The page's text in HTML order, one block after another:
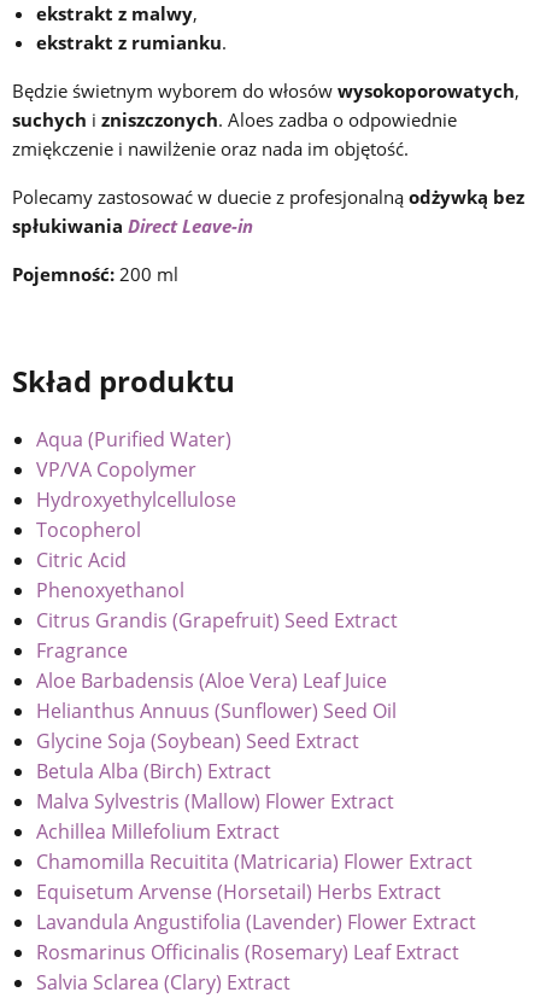
ekstrakt z malwy,
ekstrakt z rumianku.
Będzie świetnym wyborem do włosów wysokoporowatych,
suchych i zniszczonych. Aloes zadba o odpowiednie
zmiękczenie i nawilżenie oraz nada im objętość.
Polecamy zastosować w duecie z profesjonalną odżywką bez
spłukiwania Direct Leave-in
Pojemność: 200 ml
Skład produktu
Aqua (Purified Water)
VP/VA Copolymer
Hydroxyethylcellulose
Tocopherol
Citric Acid
Phenoxyethanol
Citrus Grandis (Grapefruit) Seed Extract
Fragrance
Aloe Barbadensis (Aloe Vera) Leaf Juice
Helianthus Annuus (Sunflower) Seed Oil
Glycine Soja (Soybean) Seed Extract
Betula Alba (Birch) Extract
Malva Sylvestris (Mallow) Flower Extract
Achillea Millefolium Extract
Chamomilla Recuitita (Matricaria) Flower Extract
Equisetum Arvense (Horsetail) Herbs Extract
Lavandula Angustifolia (Lavender) Flower Extract
Rosmarinus Officinalis (Rosemary) Leaf Extract
Salvia Sclarea (Clary) Extract